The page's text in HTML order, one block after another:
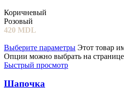
Коричневый
Розовый
420 MDL
Выберите параметры Этот товар
Опции можно выбрать на странице
Быстрый просмотр
Шапочка